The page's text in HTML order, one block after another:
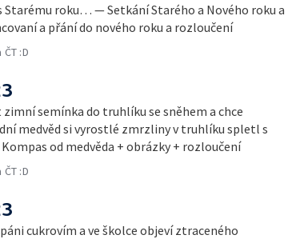
Starému roku… — Setkání Starého a Nového roku a
a přání do nového roku a rozloučení
ČT :D
semínka do truhlíku se sněhem a chce
medvěd si vyrostlé zmrzliny v truhlíku spletl s
od medvěda + obrázky + rozloučení
ČT :D
cukrovím a ve školce objeví ztraceného